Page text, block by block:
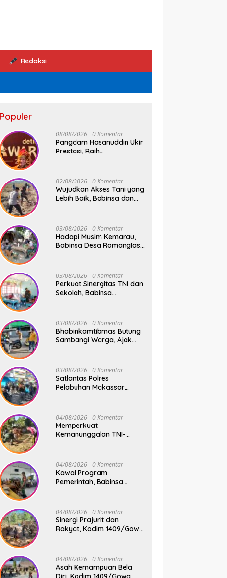
Redaksi
Populer
08/08/2026 0 Komentar
Pangdam Hasanuddin Ukir
Prestasi, Raih
Inspiratif 2026
02/08/2026 0 Komentar
Wujudkan Akses Tani yang
Lebih Baik, Babinsa dan
Swadaya
03/08/2026 0 Komentar
Hadapi Musim Kemarau,
Babinsa Desa Romanglasa
Kesehatan
03/08/2026 0 Komentar
Perkuat Sinergitas TNI dan
Sekolah, Babinsa
Center Malakaji
03/08/2026 0 Komentar
Bhabinkamtibmas Butung
Sambangi Warga, Ajak
03/08/2026 0 Komentar
Satlantas Polres
Pelabuhan Makassar
Aman dan Lancar
04/08/2026 0 Komentar
Memperkuat
Kemanunggalan TNI-
Gelar Karya Bakti
Bersama Pemdes Jipang
04/08/2026 0 Komentar
Kawal Program
Pemerintah, Babinsa
Tetebatu Pantau
Penyaluran Makan Bergizi
Gratis di SD Inpres
Biringkaloro
04/08/2026 0 Komentar
Sinergi Prajurit dan
Rakyat, Kodim 1409/Gowa
V di Dua Lokasi Vital
04/08/2026 0 Komentar
Asah Kemampuan Bela
Diri, Kodim 1409/Gowa